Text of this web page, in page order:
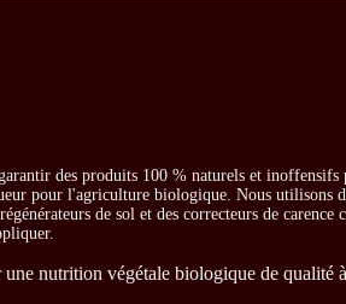
des produits 100 % naturels et
pour l'agriculture biologique. Nous utilisons
de sol et des correcteurs de carence
nutrition végétale biologique de qualité